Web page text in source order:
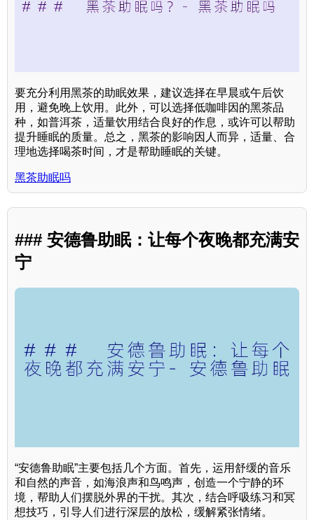
要充分利用黑茶的助眠效果，建议选择在早晨或午后饮
用，避免晚上饮用。此外，可以选择低咖啡因的黑茶品
种，如普洱茶，适量饮用结合良好的作息，或许可以帮助
提升睡眠的质量。总之，黑茶的影响因人而异，适量、合
理地选择喝茶时间，才是帮助睡眠的关键。
黑茶助眠吗
### 安德鲁助眠：让每个夜晚都充满安
宁
“安德鲁助眠”主要包括几个方面。首先，运用舒缓的音乐
和自然的声音，如海浪声和鸟鸣声，创造一个宁静的环
境，帮助人们摆脱外界的干扰。其次，结合呼吸练习和冥
想技巧，引导人们进行深层的放松，缓解紧张情绪。